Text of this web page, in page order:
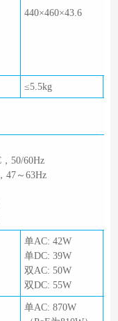
440×460×43.6
≤5.5kg
50/60Hz
47～63Hz
单AC: 42W
单DC: 39W
双AC: 50W
双DC: 55W
单AC: 870W